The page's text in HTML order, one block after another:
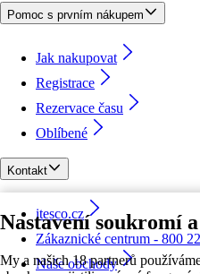
Nastavení soukromí
My a našich 18 partnerů
Pomoc s prvním nákupem
Jak nakupovat
Registrace
Rezervace času
Oblíbené
Kontakt
itesco.cz
Zákaznické centrum - 800
Naše obchody